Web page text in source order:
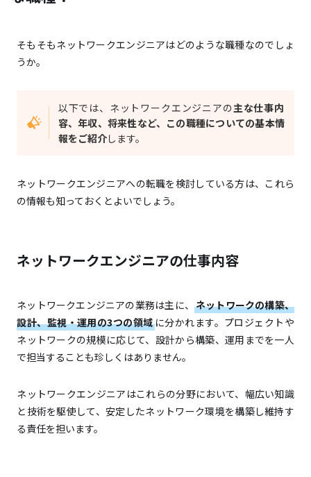
そもそもネットワークエンジニアはどのような職種なのでしょ
うか。
以下では、ネットワークエンジニアの主な仕事内
容、年収、将来性など、この職種についての基本情
報をご紹介します。
ネットワークエンジニアへの転職を検討している方は、これら
の情報も知っておくとよいでしょう。
ネットワークエンジニアの仕事内容
ネットワークエンジニアの業務は主に、 ネットワークの構築、
設計、監視・運用の3つの領域に分かれます。プロジェクトや
ネットワークの規模に応じて、設計から構築、運用までを一人
で担当することも珍しくはありません。
ネットワークエンジニアはこれらの分野において、幅広い知識
と技術を駆使して、安定したネットワーク環境を構築し維持す
る責任を担います。